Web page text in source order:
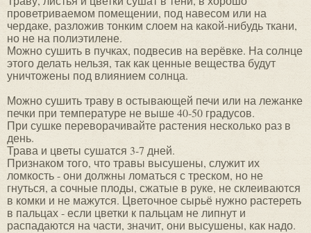
проветриваемом помещении, под навесом или на
чердаке, разложив тонким слоем на какой-нибудь ткани,
но не на полиэтилене.
Можно сушить в пучках, подвесив на верёвке. На солнце
этого делать нельзя, так как ценные вещества будут
уничтожены под влиянием солнца.
Можно сушить траву в остывающей печи или на лежанке
печки при температуре не выше 40-50 градусов.
При сушке переворачивайте растения несколько раз в
день.
Трава и цветы сушатся 3-7 дней.
Признаком того, что травы высушены, служит их
ломкость - они должны ломаться с треском, но не
гнуться, а сочные плоды, сжатые в руке, не склеиваются
в комки и не мажутся. Цветочное сырьё нужно растереть
в пальцах - если цветки к пальцам не липнут и
распадаются на части, значит, они высушены, как надо.